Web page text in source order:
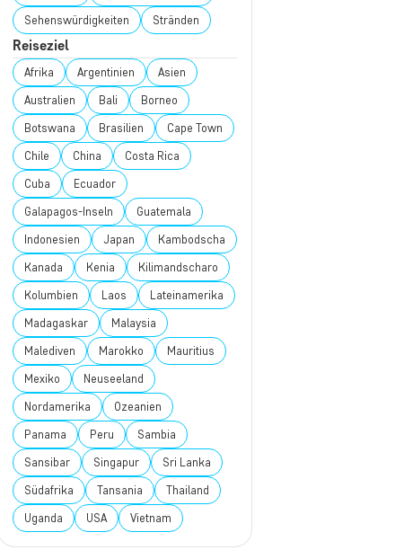
Sehenswürdigkeiten Stränden
Reiseziel
Afrika Argentinien Asien
Australien Bali Borneo
Botswana Brasilien Cape Town
Chile China Costa Rica
Cuba Ecuador
Galapagos-Inseln Guatemala
Indonesien Japan Kambodscha
Kanada Kenia Kilimandscharo
Kolumbien Laos Lateinamerika
Madagaskar Malaysia
Malediven Marokko Mauritius
Mexiko Neuseeland
Nordamerika Ozeanien
Panama Peru Sambia
Sansibar Singapur Sri Lanka
Südafrika Tansania Thailand
Uganda USA Vietnam